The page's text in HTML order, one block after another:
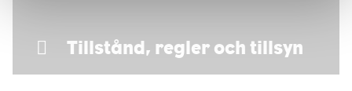
Tillstånd, regler och tillsyn